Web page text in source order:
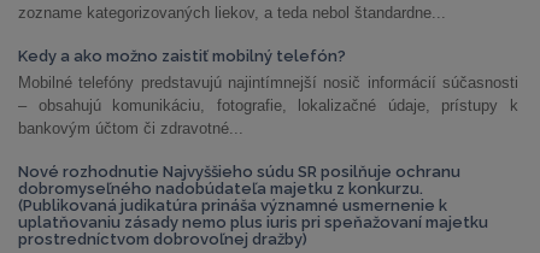
zozname kategorizovaných liekov, a teda nebol štandardne...
Kedy a ako možno zaistiť mobilný telefón?
Mobilné telefóny predstavujú najintímnejší nosič informácií súčasnosti
– obsahujú komunikáciu, fotografie, lokalizačné údaje, prístupy k
bankovým účtom či zdravotné...
Nové rozhodnutie Najvyššieho súdu SR posilňuje ochranu
dobromyseľného nadobúdateľa majetku z konkurzu.
(Publikovaná judikatúra prináša významné usmernenie k
uplatňovaniu zásady nemo plus iuris pri speňažovaní majetku
prostredníctvom dobrovoľnej dražby)